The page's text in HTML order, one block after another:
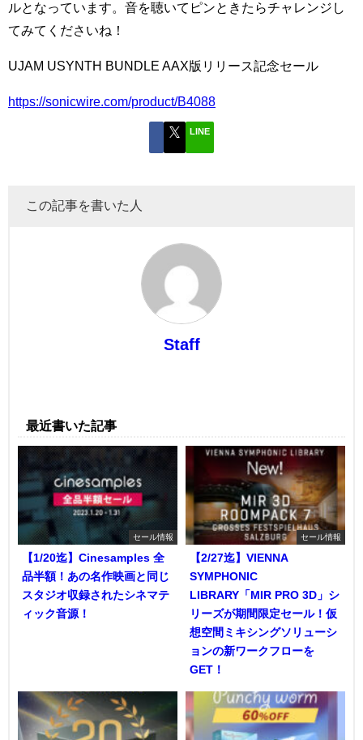
ルとなっています。音を聴いてピンときたらチャレンジし
てみてくださいね！
UJAM USYNTH BUNDLE AAX版リリース記念セール
https://sonicwire.com/product/B4088
LINE
この記事を書いた人
Staff
最近書いた記事
セール情報
【1/20迄】Cinesamples 全
品半額！あの名作映画と同じ
スタジオ収録されたシネマテ
ィック音源！
セール情報
【2/27迄】VIENNA
SYMPHONIC
LIBRARY「MIR PRO 3D」シ
リーズが期間限定セール！仮
想空間ミキシングソリューシ
ョンの新ワークフローを
GET！